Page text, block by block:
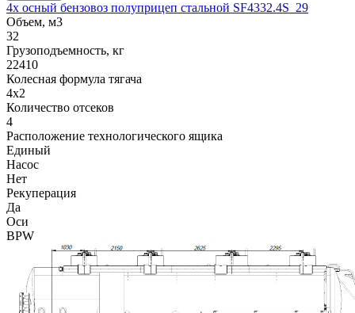
4х осный бензовоз полуприцеп стальной SF4332.4S_29
Объем, м3
32
Грузоподъемность, кг
22410
Колесная формула тягача
4x2
Количество отсеков
4
Расположение технологического ящика
Единый
Насос
Нет
Рекуперация
Да
Оси
BPW